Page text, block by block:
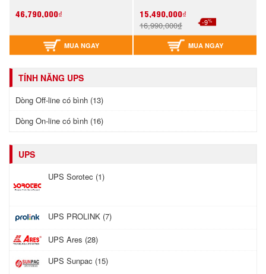
46,790,000₫
MUA NGAY
15,490,000₫
16,990,000₫ -9%
MUA NGAY
TÍNH NĂNG UPS
Dòng Off-line có bình (13)
Dòng On-line có bình (16)
UPS
UPS Sorotec (1)
UPS PROLINK (7)
UPS Ares (28)
UPS Sunpac (15)